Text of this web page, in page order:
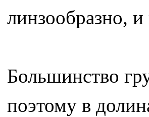
линзообразно,
Большинство
поэтому в